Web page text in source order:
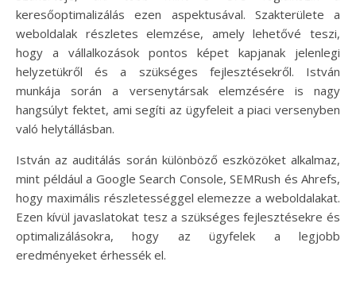
keresőoptimalizálás ezen aspektusával. Szakterülete a
weboldalak részletes elemzése, amely lehetővé teszi,
hogy a vállalkozások pontos képet kapjanak jelenlegi
helyzetükről és a szükséges fejlesztésekről. István
munkája során a versenytársak elemzésére is nagy
hangsúlyt fektet, ami segíti az ügyfeleit a piaci versenyben
való helytállásban.
István az auditálás során különböző eszközöket alkalmaz,
mint például a Google Search Console, SEMRush és Ahrefs,
hogy maximális részletességgel elemezze a weboldalakat.
Ezen kívül javaslatokat tesz a szükséges fejlesztésekre és
optimalizálásokra, hogy az ügyfelek a legjobb
eredményeket érhessék el.